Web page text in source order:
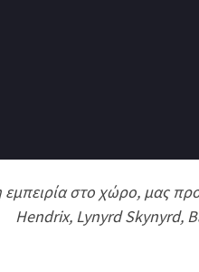
στο χώρο, μας
Hendrix, Lynyrd Skynyrd,